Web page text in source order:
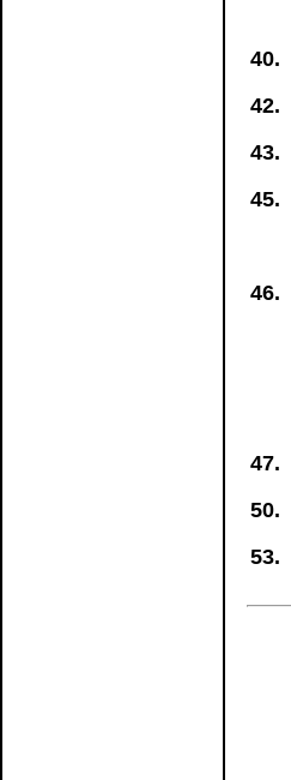
40.
42.
43.
45.
46.
47.
50.
53.